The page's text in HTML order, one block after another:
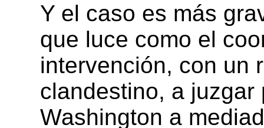
Y el caso es más
que luce como el
intervención, con un
clandestino, a juzgar
Washington a